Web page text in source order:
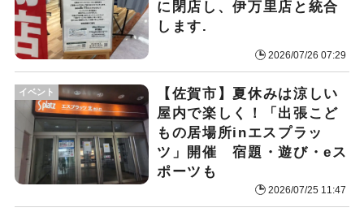
に閉店し、伊万里店と統合
します.
2026/07/26 07:29
イベント
【佐賀市】夏休みは涼しい
屋内で楽しく！「出張こど
もの居場所inエスプラッ
ツ」開催 宿題・遊び・eス
ポーツも
2026/07/25 11:47